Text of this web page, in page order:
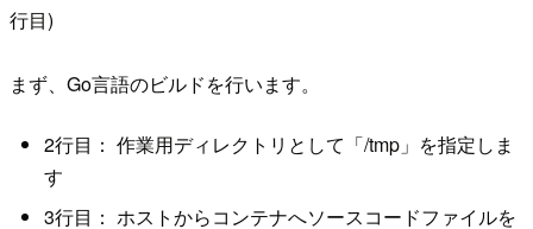
行目)
まず、Go言語のビルドを行います。
2行目： 作業用ディレクトリとして「/tmp」を指定しま
す
3行目： ホストからコンテナへソースコードファイルを